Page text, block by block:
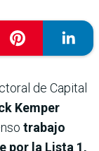
de Capital
Kemper
trabajo
por la Lista 1,